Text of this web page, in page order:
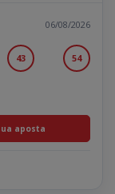
06/08/2026
43 54
aposta